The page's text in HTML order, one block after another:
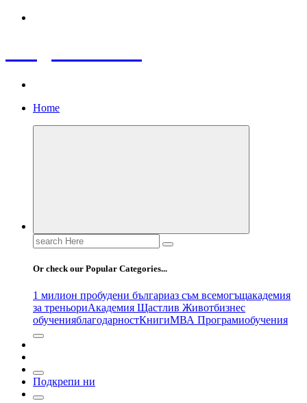
Home
Search
for:
Or check our Popular Categories...
1 милион пробудени българиаз съм всемогъщакадемия
за треньориАкадемия Щастлив Животбизнес
обученияблагодарностКнигиМВА Програмиобучения
Подкрепи ни